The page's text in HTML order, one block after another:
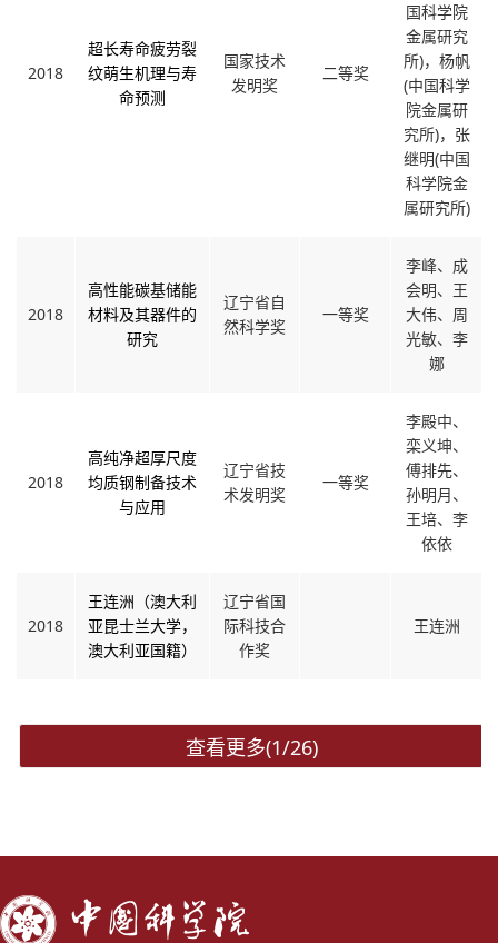
2018
超长寿命疲劳裂
纹萌生机理与寿
命预测
国家技术
发明奖
二等奖
国科学院
金属研究
所)，杨帆
(中国科学
院金属研
究所)，张
继明(中国
科学院金
属研究所)
2018
高性能碳基储能
材料及其器件的
研究
辽宁省自
然科学奖
一等奖
李峰、成
会明、王
大伟、周
光敏、李
娜
2018
高纯净超厚尺度
均质钢制备技术
与应用
辽宁省技
术发明奖
一等奖
李殿中、
栾义坤、
傅排先、
孙明月、
王培、李
依依
2018
王连洲（澳大利
亚昆士兰大学，
澳大利亚国籍）
辽宁省国
际科技合
作奖
王连洲
查看更多(1/26)